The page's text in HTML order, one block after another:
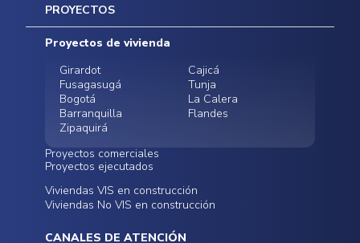
Inicio
Mapa del sitio
Postventas
Contratación Directa
Noticias
PROYECTOS
Proyectos de vivienda
Girardot
Cajicá
Fusagasugá
Tunja
Bogotá
La Calera
Barranquilla
Flandes
Zipaquirá
Proyectos comerciales
Funza
Infinitum Zentral
Bodegas - ALMAX
Centro Comercial
Proyectos ejecutados
Conoce nuestros
proyectos ejecutados
Viviendas VIS en construcción
Viviendas No VIS en construcción
CANALES DE ATENCIÓN